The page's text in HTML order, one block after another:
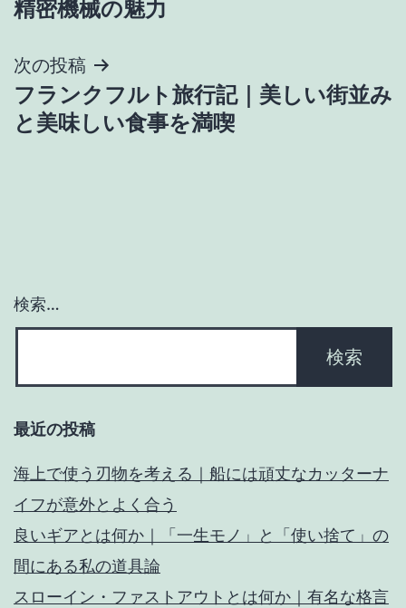
ビ
ゲ
ン
精密機械の魅力
次の投稿
フランクフルト旅行記｜美しい街並み
と美味しい食事を満喫
検索…
最近の投稿
海上で使う刃物を考える｜船には頑丈なカッターナ
イフが意外とよく合う
良いギアとは何か｜「一生モノ」と「使い捨て」の
間にある私の道具論
スローイン・ファストアウトとは何か｜有名な格言